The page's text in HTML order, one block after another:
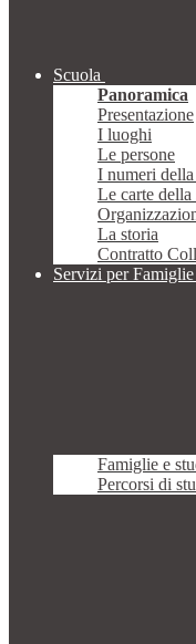
Scuola
Panoramica
Presentazione
I luoghi
Le persone
I numeri della
Le carte della
La storia
Contratto
Servizi per
Famiglie e
Percorsi di